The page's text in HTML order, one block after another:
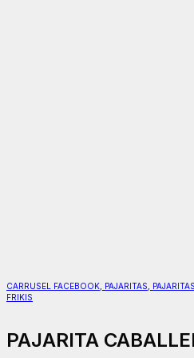
CARRUSEL FACEBOOK PAJARITAS
FRIKIS
PAJARITA